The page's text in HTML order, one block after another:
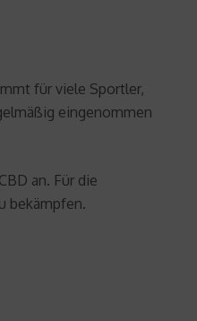
für viele Sportler,
eingenommen
an. Für die
bekämpfen.